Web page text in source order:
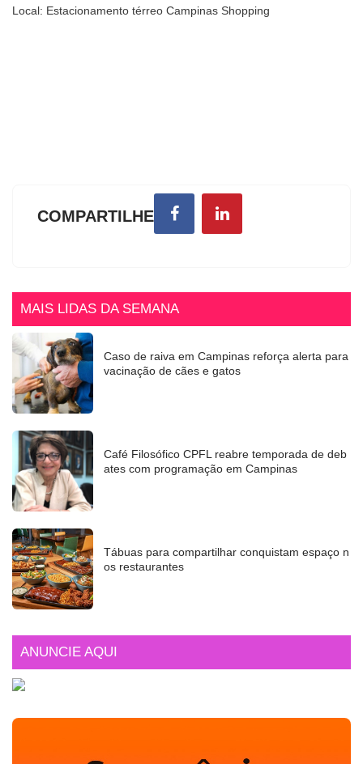
Local: Estacionamento térreo Campinas Shopping
COMPARTILHE
MAIS LIDAS DA SEMANA
Caso de raiva em Campinas reforça alerta para
vacinação de cães e gatos
Café Filosófico CPFL reabre temporada de deb
ates com programação em Campinas
Tábuas para compartilhar conquistam espaço n
os restaurantes
ANUNCIE AQUI